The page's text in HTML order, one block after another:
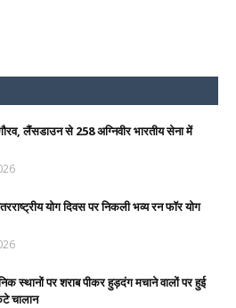
लैंसडाउन से 258 अग्निवीर भारतीय सेना में
योग दिवस पर निकली भव्य रन फॉर योग
स्थानों पर शराब पीकर हुड़दंग मचाने वालों पर हुई
चालान